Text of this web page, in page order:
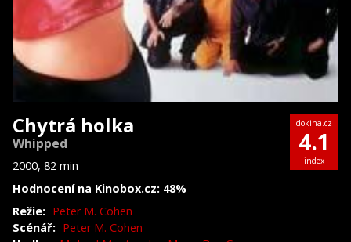
Chytrá holka
Whipped
2000, 82 min
Hodnocení na Kinobox.cz: 48%
dokina.cz
4.1
index
Režie: Peter M. Cohen
Scénář: Peter M. Cohen